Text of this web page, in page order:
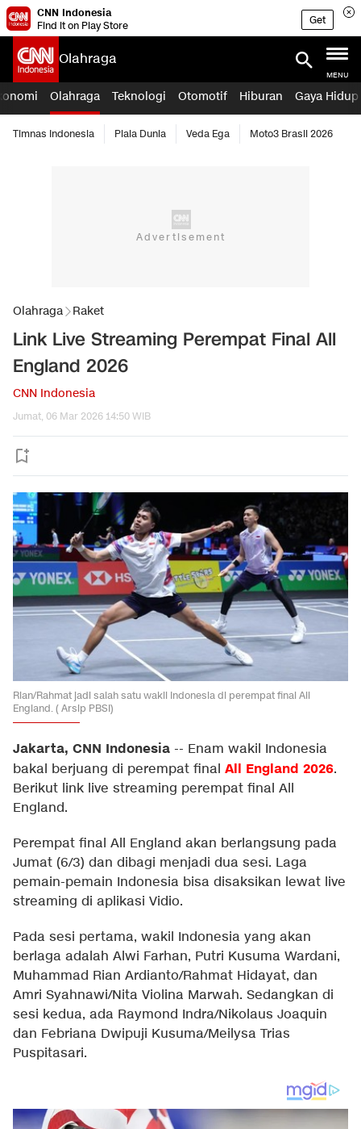
CNN Indonesia
Find it on Play Store
Get
Olahraga
MENU
Olahraga Teknologi Otomotif Hiburan Gaya Hidup
Timnas Indonesia Piala Dunia Veda Ega Moto3 Brasil 2026
Olahraga Raket
Link Live Streaming Perempat Final All
England 2026
CNN Indonesia
Jumat, 06 Mar 2026 14:50 WIB
Rian/Rahmat jadi salah satu wakil Indonesia di perempat final All
England. ( Arsip PBSI)
Jakarta, CNN Indonesia -- Enam wakil Indonesia
bakal berjuang di perempat final All England 2026.
Berikut link live streaming perempat final All
England.
Perempat final All England akan berlangsung pada
Jumat (6/3) dan dibagi menjadi dua sesi. Laga
pemain-pemain Indonesia bisa disaksikan lewat live
streaming di aplikasi Vidio.
Pada sesi pertama, wakil Indonesia yang akan
berlaga adalah Alwi Farhan, Putri Kusuma Wardani,
Muhammad Rian Ardianto/Rahmat Hidayat, dan
Amri Syahnawi/Nita Violina Marwah. Sedangkan di
sesi kedua, ada Raymond Indra/Nikolaus Joaquin
dan Febriana Dwipuji Kusuma/Meilysa Trias
Puspitasari.